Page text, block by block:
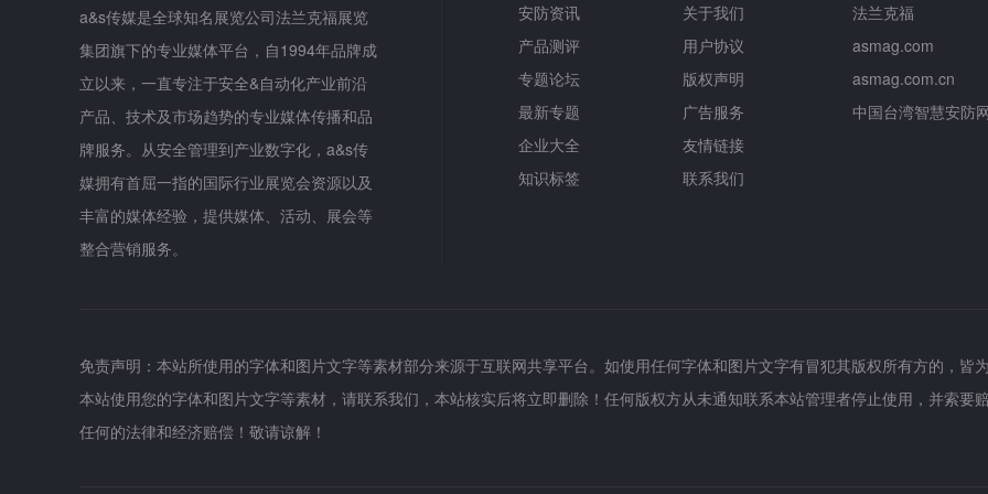
a&s传媒是全球知名展览公司法兰克福展览
集团旗下的专业媒体平台，自1994年品牌成
立以来，一直专注于安全&自动化产业前沿
产品、技术及市场趋势的专业媒体传播和品
牌服务。从安全管理到产业数字化，a&s传
媒拥有首屈一指的国际行业展览会资源以及
丰富的媒体经验，提供媒体、活动、展会等
整合营销服务。
安防资讯
产品测评
专题论坛
最新专题
企业大全
知识标签
关于我们
用户协议
版权声明
广告服务
友情链接
联系我们
法兰克福
asmag.com
asmag.com.cn
中国台湾智慧安防
免责声明：本站所使用的字体和图片文字等素材部分来源于互联网共享平台。如使用任何字体和图片文字有冒犯其版权所有方的，
本站使用您的字体和图片文字等素材，请联系我们，本站核实后将立即删除！任何版权方从未通知联系本站管理者停止使用，并索
任何的法律和经济赔偿！敬请谅解！